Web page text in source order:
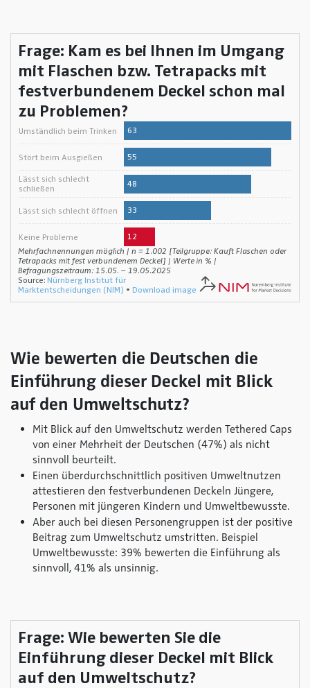
Wie bewerten die Deutschen die
Einführung dieser Deckel mit Blick
auf den Umweltschutz?
Mit Blick auf den Umweltschutz werden Tethered Caps
von einer Mehrheit der Deutschen (47%) als nicht
sinnvoll beurteilt.
Einen überdurchschnittlich positiven Umweltnutzen
attestieren den festverbundenen Deckeln Jüngere,
Personen mit jüngeren Kindern und Umweltbewusste.
Aber auch bei diesen Personengruppen ist der positive
Beitrag zum Umweltschutz umstritten. Beispiel
Umweltbewusste: 39% bewerten die Einführung als
sinnvoll, 41% als unsinnig.